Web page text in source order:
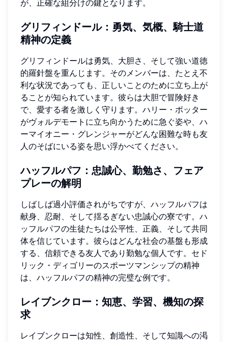
が、正確な組分けの鍵となります。
グリフィンドール：勇気、気概、騎士道
精神の定義
グリフィンドールは勇気、大胆さ、そして強い道徳
的羅針盤を重んじます。そのメンバーは、たとえ不
利な状況であっても、正しいことのために立ち上が
ることが知られています。彼らは大胆で冒険好き
で、愛する者を激しく守ります。ハリー・ポッター
がヴォルデモートに立ち向かうために急ぐ姿や、ハ
ーマイオニー・グレンジャーがどんな困難な時も友
人のそばにいる姿を思い浮かべてください。
ハッフルパフ：忠誠心、勤勉さ、フェア
プレーの解明
しばしば過小評価されがちですが、ハッフルパフは
献身、忍耐、そして揺るぎない忠誠心の寮です。ハ
ッフルパフの生徒たちは公平性、正義、そして共同
体を信じています。彼らはどんな社会の基盤も形成
する、信頼できる友人であり勤勉な個人です。セド
リック・ディゴリーのスポーツマンシップの精神
は、ハッフルパフの精神の完璧な例です。
レイブンクロー：知恵、学習、機知の探
求
レイブンクローは知性、創造性、そして知識への渇